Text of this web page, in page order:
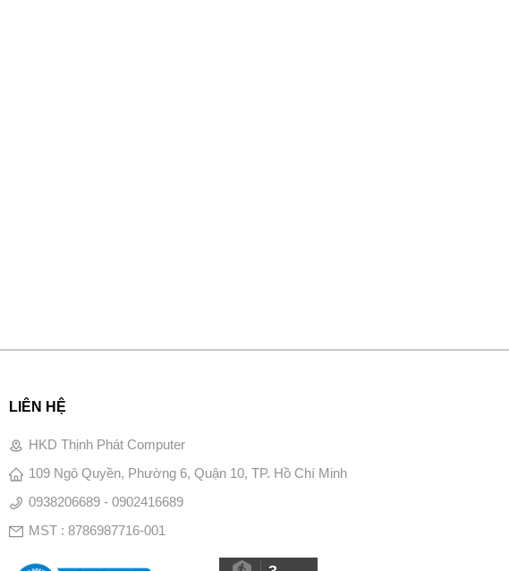
LIÊN HỆ
HKD Thịnh Phát Computer
109 Ngô Quyền, Phường 6, Quận 10, TP. Hồ Chí Minh
0938206689 - 0902416689
MST : 8786987716-001